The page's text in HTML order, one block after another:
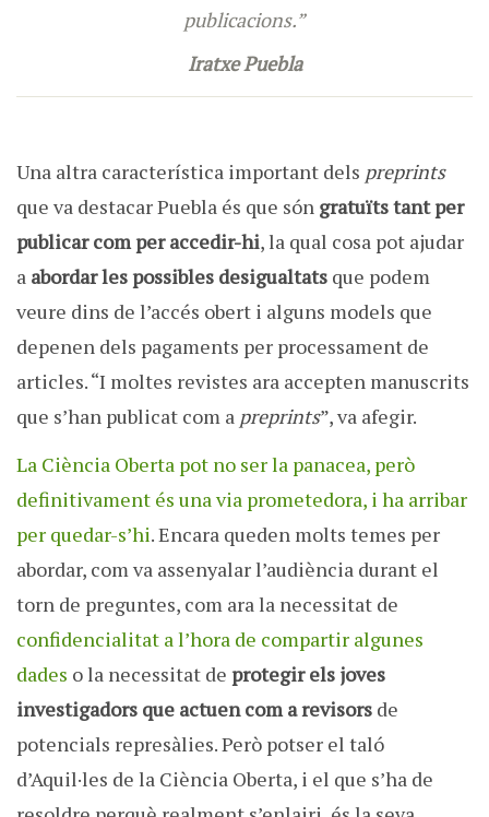
publicacions.”
Iratxe Puebla
Una altra característica important dels preprints
que va destacar Puebla és que són gratuïts tant per
publicar com per accedir-hi, la qual cosa pot ajudar
a abordar les possibles desigualtats que podem
veure dins de l’accés obert i alguns models que
depenen dels pagaments per processament de
articles. “I moltes revistes ara accepten manuscrits
que s’han publicat com a preprints”, va afegir.
La Ciència Oberta pot no ser la panacea, però
definitivament és una via prometedora, i ha arribar
per quedar-s’hi. Encara queden molts temes per
abordar, com va assenyalar l’audiència durant el
torn de preguntes, com ara la necessitat de
confidencialitat a l’hora de compartir algunes
dades o la necessitat de protegir els joves
investigadors que actuen com a revisors de
potencials represàlies. Però potser el taló
d’Aquil·les de la Ciència Oberta, i el que s’ha de